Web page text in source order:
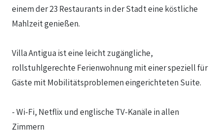
einem der 23 Restaurants in der Stadt eine köstliche
Mahlzeit genießen.
Villa Antigua ist eine leicht zugängliche,
rollstuhlgerechte Ferienwohnung mit einer speziell für
Gäste mit Mobilitätsproblemen eingerichteten Suite.
- Wi-Fi, Netflix und englische TV-Kanäle in allen
Zimmern